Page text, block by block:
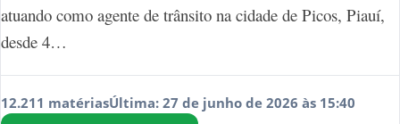
atuando como agente de trânsito na cidade de Picos, Piauí,
desde 4…
12.211 matériasÚltima: 27 de junho de 2026 às 15:40